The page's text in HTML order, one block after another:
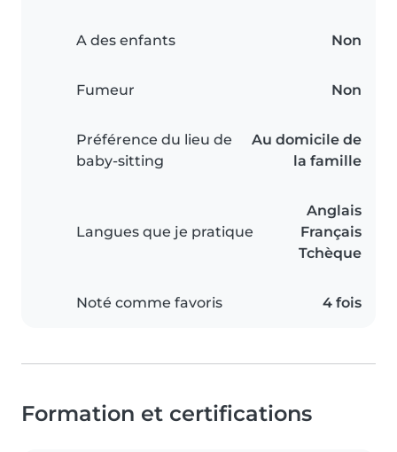
A des enfants Non
Fumeur Non
Préférence du lieu de
baby-sitting
Au domicile de
la famille
Langues que je pratique
Anglais
Français
Tchèque
Noté comme favoris 4 fois
Formation et certifications